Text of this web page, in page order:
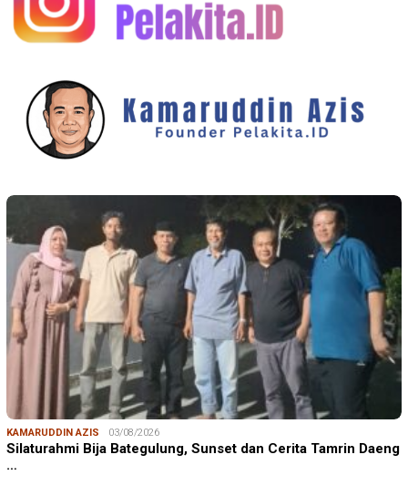
KAMARUDDIN AZIS 03/08/2026
Silaturahmi Bija Bategulung, Sunset dan Cerita Tamrin Daeng
…